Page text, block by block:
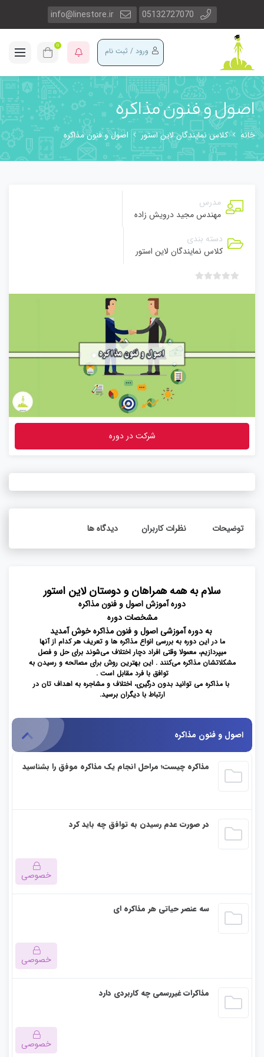
05132727070
info@linestore.ir
ورود / ثبت نام 0
اصول و فنون مذاکره
خانه کلاس نمایندگان لاین استور اصول و فنون مذاکره
مدرس
مهندس مجید درویش زاده
دسته بندی
کلاس نمایندگان لاین استور
م
ت
ر
ی
شرکت در دوره
توضیحات نظرات کاربران دیدگاه ها
سلام به همه همراهان و دوستان لاین استور
دوره آموزش اصول و فنون مذاکره
مشخصات دوره
به دوره آموزشی اصول و فنون مذاکره خوش آمدید
ما در این دوره به بررسی انواع مذاکره ها و تعریف هر کدام از آنها
میپردازیم، معمولا وقتی افراد دچار اختلاف می‌شوند برای حل‌ و فصل
مشکلاتشان مذاکره می‌کنند . این بهترین روش برای مصالحه و رسیدن به
توافق با فرد مقابل است .
با مذاکره می توانید بدون درگیری، اختلاف و مشاجره به اهداف ‌تان در
ارتباط با دیگران برسید.
اصول و فنون مذاکره
مذاکره چیست؛ مراحل انجام یک مذاکره موفق را بشناسید
پایان درگیری‌ است. در این شرایط رعایت اصول بی‌طرفی، رمز موفقیت مذاکره به
بروز کشمکش و تعارض بین افراد مختلف اجتناب‌ناپذیر است، اختلافات معمولا
نتیجه‌ی جمع شدن خواسته‌ها، اهداف و باور‌های مختلف افراد است که هر از گاهی
به خاطر تفاوت در نیاز‌ها به وجود می‌آید. بدون مذاکره ممکن است هر کشمکشی
در صورت عدم رسیدن به توافق چه باید کرد
خصوصی
این بخش خصوصی می باشد. برای دسترسی کامل به دروس این
سه عنصر حیاتی هر مذاکره ای
خصوصی
این بخش خصوصی می باشد. برای دسترسی کامل به دروس این
مذاکرات غیررسمی چه کاربردی دارد
خصوصی